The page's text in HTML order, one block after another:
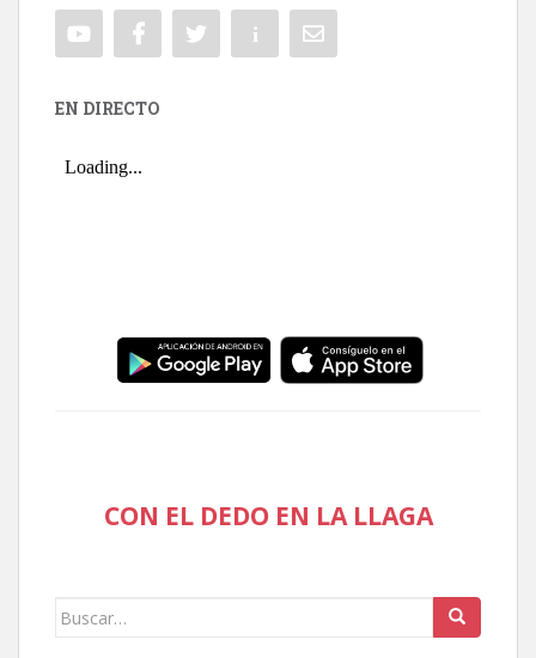
EN DIRECTO
CON EL DEDO EN LA LLAGA
Buscar: